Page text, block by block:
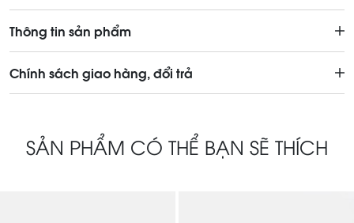
Thông tin sản phẩm
Chính sách giao hàng, đổi trả
SẢN PHẨM CÓ THỂ BẠN SẼ THÍCH